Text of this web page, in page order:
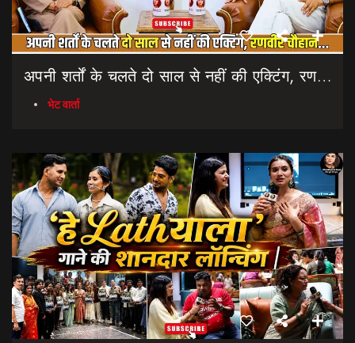
अपनी शर्तों के चलते दो साल से नहीं की एक्टिंग, रणवीर चौहान || Uttarakhand Cinema Untold Secrets
भेट वार्ता